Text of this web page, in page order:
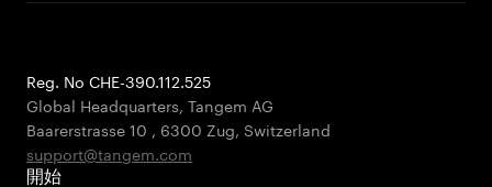
Reg. No CHE-390.112.525
Global Headquarters, Tangem AG
Baarerstrasse 10 , 6300 Zug, Switzerland
support@tangem.com
開始